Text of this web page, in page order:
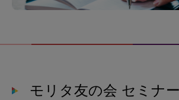
モリタ友の会 セミナ